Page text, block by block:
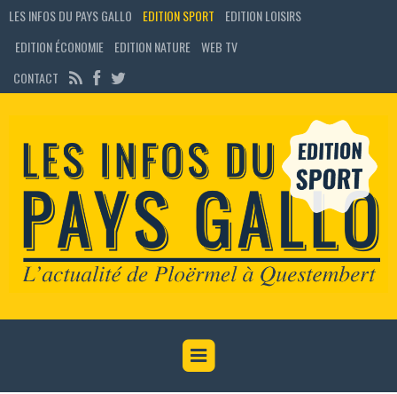
LES INFOS DU PAYS GALLO EDITION SPORT
EDITION LOISIRS
EDITION ÉCONOMIE
EDITION NATURE WEB TV
CONTACT